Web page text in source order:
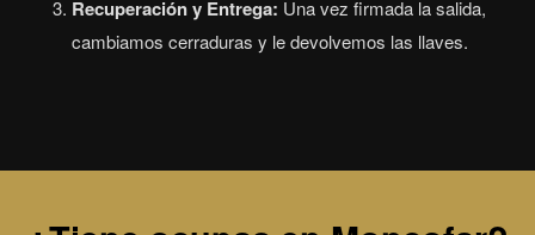
Recuperación y Entrega: Una vez firmada la salida,
cambiamos cerraduras y le devolvemos las llaves.